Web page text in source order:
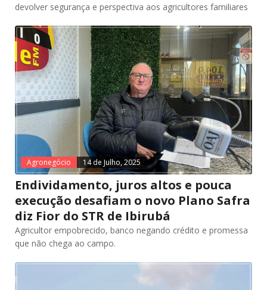
devolver segurança e perspectiva aos agricultores familiares
Agronegócio 14 de Julho, 2025
Endividamento, juros altos e pouca
execução desafiam o novo Plano Safra
diz Fior do STR de Ibirubá
Agricultor empobrecido, banco negando crédito e promessa
que não chega ao campo.